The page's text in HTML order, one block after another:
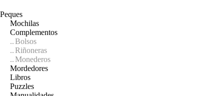
Peques
Mochilas
Complementos
Bolsos
Riñoneras
Monederos
Mordedores
Libros
Puzzles